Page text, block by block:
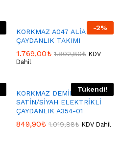
-2%
KORKMAZ A047 ALİA
ÇAYDANLIK TAKIMI
1.769,00₺ 1.802,80₺ KDV
Dahil
Tükendi!
KORKMAZ DEMİKS
SATİN/SİYAH ELEKTRİKLİ
ÇAYDANLIK A354-01
849,90₺ 1.019,88₺ KDV Dahil